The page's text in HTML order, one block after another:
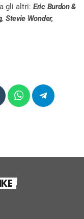
gli altri: Eric Burdon &
Stevie Wonder,
(Ultima